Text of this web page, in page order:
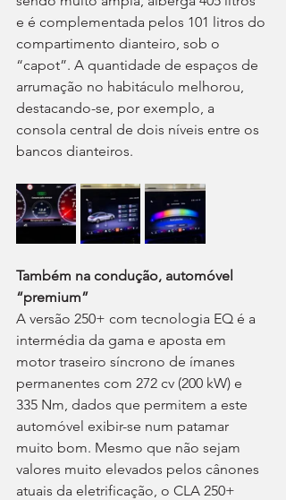
e é complementada pelos 101 litros do
compartimento dianteiro, sob o
“capot”. A quantidade de espaços de
arrumação no habitáculo melhorou,
destacando-se, por exemplo, a
consola central de dois níveis entre os
bancos dianteiros.
Também na condução, automóvel
“premium”
A versão 250+ com tecnologia EQ é a
intermédia da gama e aposta em
motor traseiro síncrono de ímanes
permanentes com 272 cv (200 kW) e
335 Nm, dados que permitem a este
automóvel exibir-se num patamar
muito bom. Mesmo que não sejam
valores muito elevados pelos cânones
atuais da eletrificação, o CLA 250+